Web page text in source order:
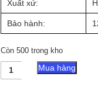
Xuất xứ:
Bảo hành:
Còn 500 trong kho
Van
Mua hàng